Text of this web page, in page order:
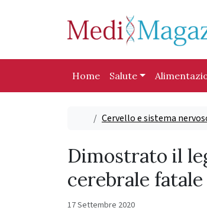
Home Salute
Home
Cervello e sistema
Dimostrato il
cerebrale fatale
17 Settembre 2020